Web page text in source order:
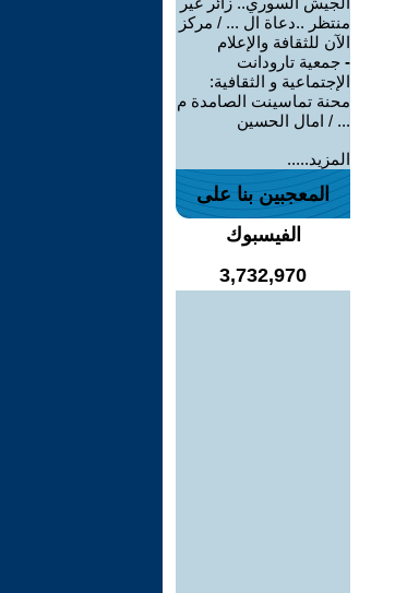
منتظر ..دعاة ال ... / مركز
الآن للثقافة والإعلام
- جمعية تارودانت
الإجتماعية و الثقافية:
محنة تماسينت الصامدة م
... / امال الحسين
المزيد.....
المعجبين بنا على
الفيسبوك
3,732,970